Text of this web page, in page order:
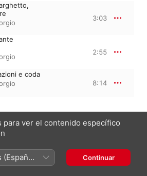
3:03
2:55
e coda
8:14
para ver el contenido específico
(Español
Continuar